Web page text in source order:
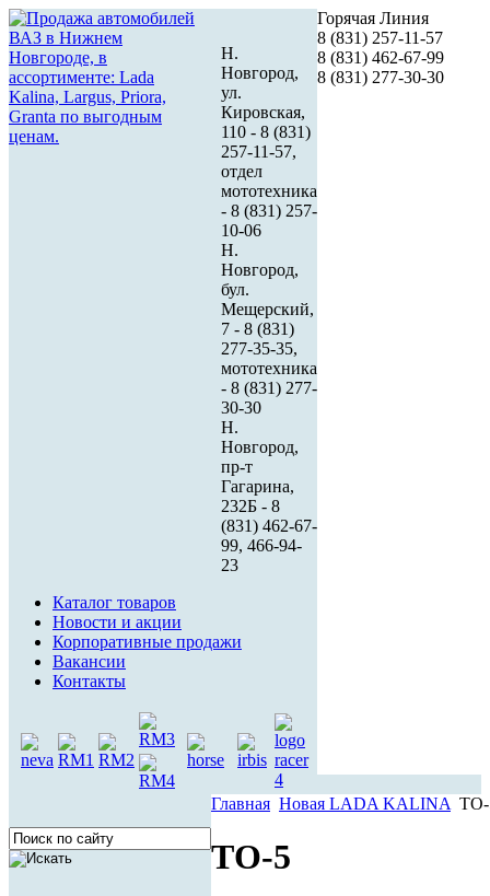
Н.
Новгород,
ул.
Кировская,
110 - 8 (831)
257-11-57,
отдел
мототехника
- 8 (831) 257-
10-06
Н.
Новгород,
бул.
Мещерский,
7 - 8 (831)
277-35-35,
мототехника
- 8 (831) 277-
30-30
Н.
Новгород,
пр-т
Гагарина,
232Б - 8
(831) 462-67-
99, 466-94-
23
Каталог товаров
Новости и акции
Корпоративные продажи
Вакансии
Контакты
Горячая Линия
8 (831) 257-11-57
8 (831) 462-67-99
8 (831) 277-30-30
Главная Новая LADA KALINA ТО-
ТО-5